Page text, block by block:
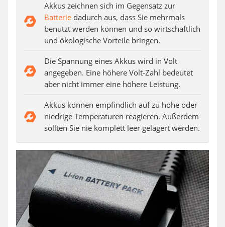
Kreuzlinienlaser (grün)
Einhandhobel
Akkus zeichnen sich im Gegensatz zur
Batterie dadurch aus, dass Sie mehrmals
benutzt werden können und so wirtschaftlich
und ökologische Vorteile bringen.
Die Spannung eines Akkus wird in Volt
angegeben. Eine höhere Volt-Zahl bedeutet
aber nicht immer eine höhere Leistung.
Akkus können empfindlich auf zu hohe oder
niedrige Temperaturen reagieren. Außerdem
sollten Sie nie komplett leer gelagert werden.